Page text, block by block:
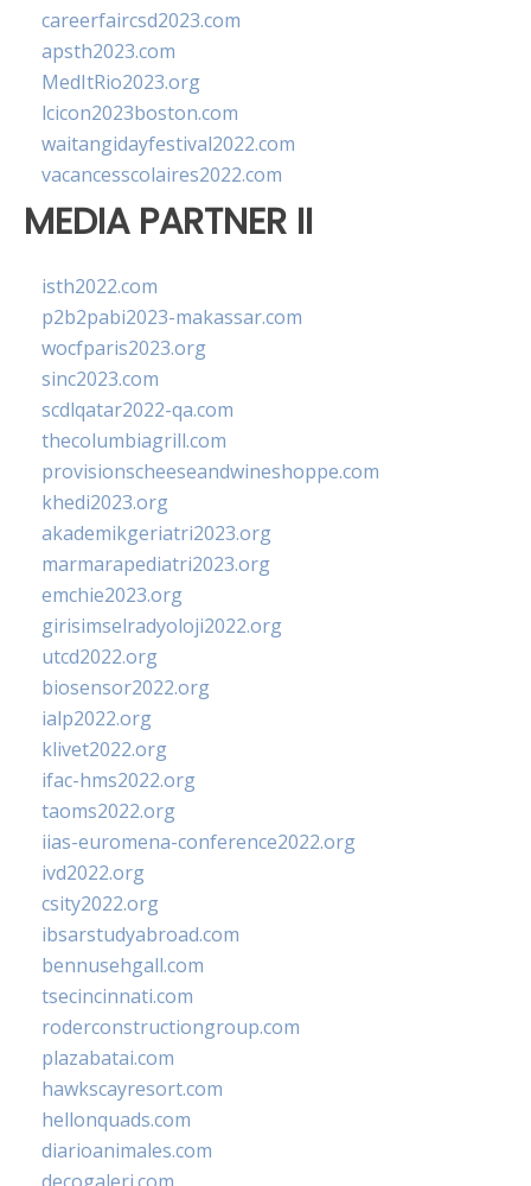
careerfaircsd2023.com
apsth2023.com
MedItRio2023.org
lcicon2023boston.com
waitangidayfestival2022.com
vacancesscolaires2022.com
MEDIA PARTNER II
isth2022.com
p2b2pabi2023-makassar.com
wocfparis2023.org
sinc2023.com
scdlqatar2022-qa.com
thecolumbiagrill.com
provisionscheeseandwineshoppe.com
khedi2023.org
akademikgeriatri2023.org
marmarapediatri2023.org
emchie2023.org
girisimselradyoloji2022.org
utcd2022.org
biosensor2022.org
ialp2022.org
klivet2022.org
ifac-hms2022.org
taoms2022.org
iias-euromena-conference2022.org
ivd2022.org
csity2022.org
ibsarstudyabroad.com
bennusehgall.com
tsecincinnati.com
roderconstructiongroup.com
plazabatai.com
hawkscayresort.com
hellonquads.com
diarioanimales.com